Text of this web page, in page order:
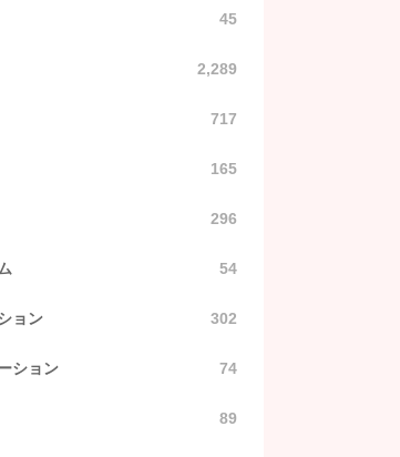
45
2,289
717
165
296
54
ョン 302
ション 74
89